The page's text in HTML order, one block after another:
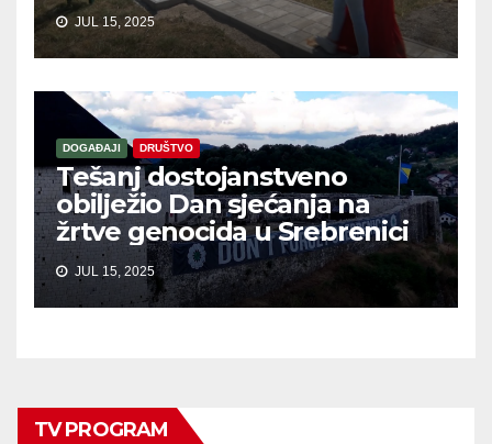
JUL 15, 2025
DOGAĐAJI DRUŠTVO
Tešanj dostojanstveno
obilježio Dan sjećanja na
žrtve genocida u Srebrenici
JUL 15, 2025
TV PROGRAM